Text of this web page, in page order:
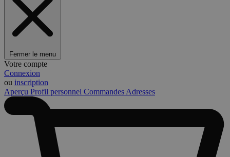
Fermer le menu
Votre compte
Connexion
ou inscription
Aperçu Profil personnel Commandes Adresses